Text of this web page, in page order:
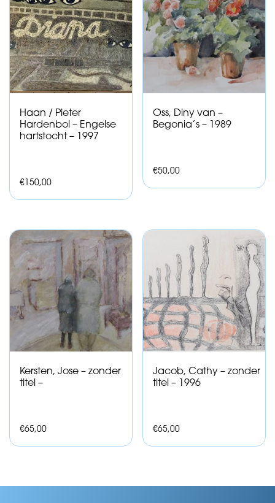
Haan / Pieter
Hardenbol – Engelse
hartstocht – 1997
€ 150,00
Oss, Diny van –
Begonia’s – 1989
€50,00
Kersten, Jose – zonder
titel –
€65,00
Jacob, Cathy – zonder
titel – 1996
€65,00